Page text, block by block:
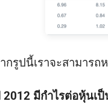
กรูปนี้เราจะสามาร
2012 มีกำไรต่อหุ้นเ